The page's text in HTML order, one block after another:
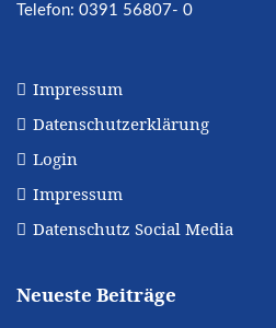
Telefon: 0391 56807- 0
Impressum
Datenschutzerklärung
Login
Impressum
Datenschutz Social Media
Neueste Beiträge